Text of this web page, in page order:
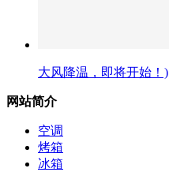
大风降温，即将开始！)
网站简介
空调
烤箱
冰箱